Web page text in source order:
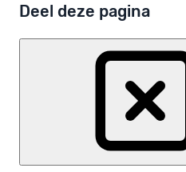
Deel deze pagina